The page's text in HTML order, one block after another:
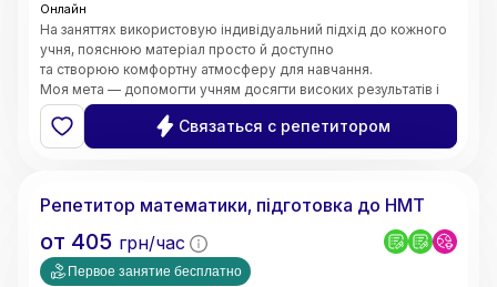
Онлайн
На заняттях використовую індивідуальний підхід до кожного
учня, пояснюю матеріал просто й доступно
та створюю комфортну атмосферу для навчання.
Моя мета — допомогти учням досягти високих результатів і
зробити процес навчання цікавим та ефективним.
Связаться с репетитором
Репетитор математики, підготовка до НМТ
от 405 грн/час
Первое занятие бесплатно